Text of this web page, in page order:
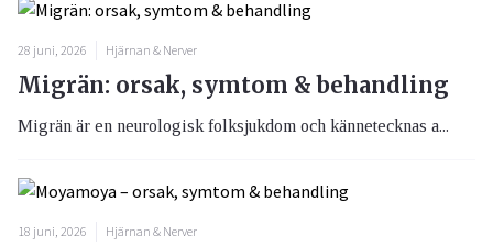
28 juni, 2026 Hjärnan & Nerver
Migrän: orsak, symtom & behandling
Migrän är en neurologisk folksjukdom och kännetecknas a...
18 juni, 2026 Hjärnan & Nerver